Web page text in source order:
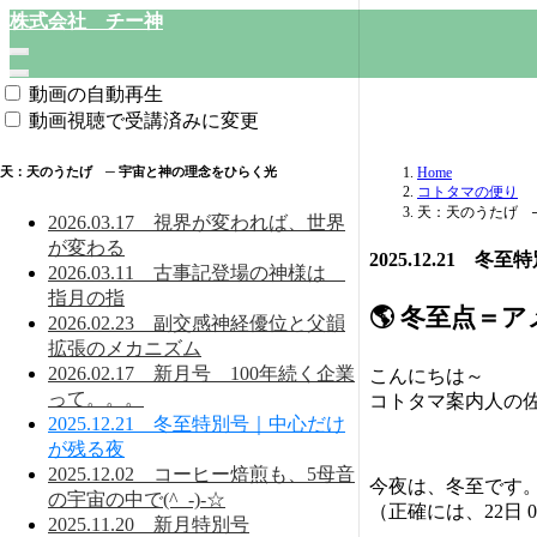
株式会社 チー神
動画の自動再生
動画視聴で受講済みに変更
天：天のうたげ ─ 宇宙と神の理念をひらく光
2026.03.17 視界が変われば、世界
が変わる
2026.03.11 古事記登場の神様は
指月の指
2026.02.23 副交感神経優位と父韻
拡張のメカニズム
2026.02.17 新月号 100年続く企業
って。。。
2025.12.21 冬至特別号｜中心だけ
が残る夜
2025.12.02 コーヒー焙煎も、5母音
の宇宙の中で(^_-)-☆
2025.11.20 新月特別号
Home
コトタマの便り
天：天のうたげ
2025.12.21 冬至特
🌎 冬至点＝
こんにちは～
コトタマ案内人の
今夜は、冬至です
（正確には、22日